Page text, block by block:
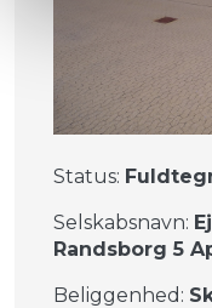
Status:
Selskabsnavn:
Randsborg 5
Beliggenhed: